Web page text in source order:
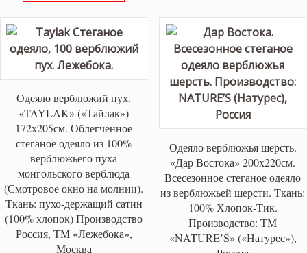
Одеяло верблюжий пух.
«TAYLAK» («Тайлак»)
172х205см. Облегченное
стеганое одеяло из 100%
верблюжьего пуха
монгольского верблюда
(Смотровое окно на молнии).
Ткань: пухо-держащий сатин
(100% хлопок) Производство
Россия, ТМ «Лежебока»,
Москва
Одеяло верблюжья шерсть.
«Дар Востока» 200х220см.
Всесезонное стеганое одеяло
из верблюжьей шерсти. Ткань:
100% Хлопок-Тик.
Производство: ТМ
«NATURE’S» («Натурес»),